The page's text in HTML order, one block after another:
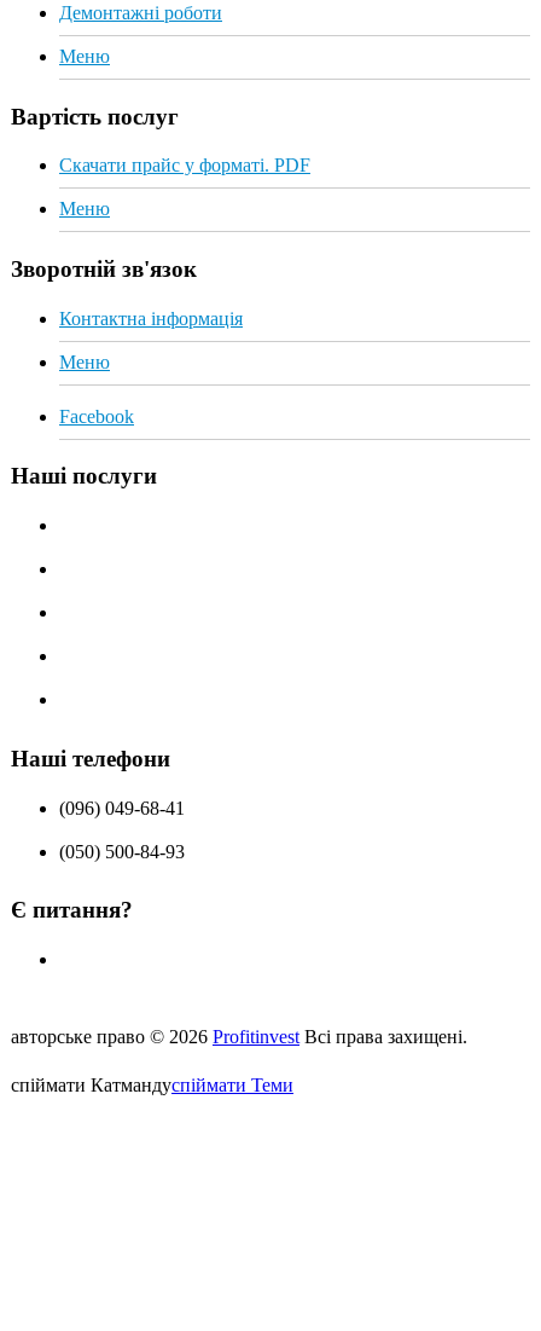
Демонтажні роботи
Меню
Вартість послуг
Скачати прайс у форматі. PDF
Меню
Зворотній зв'язок
Контактна інформація
Меню
Facebook
Наші послуги
Наші телефони
(096) 049-68-41
(050) 500-84-93
Є питання?
авторське право © 2026 Profitinvest Всі права захищені.
спіймати Катмандуспіймати Теми